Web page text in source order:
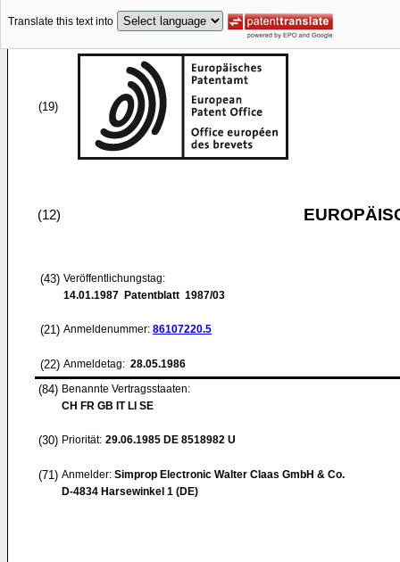
Translate this text into
(19)
(12)
(43) Veröffentlichungstag:
14.01.1987 Patentblatt 1987/03
(21) Anmeldenummer: 86107220.5
(22) Anmeldetag: 28.05.1986
(84) Benannte Vertragsstaaten:
CH FR GB IT LI SE
(30) Priorität: 29.06.1985 DE 8518982 U
(71) Anmelder: Simprop Electronic Walter Claas GmbH & Co.
D-4834 Harsewinkel 1 (DE)